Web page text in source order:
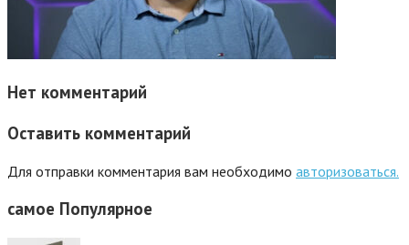
Нет комментарий
Оставить комментарий
Для отправки комментария вам необходимо авторизоваться.
самое Популярное